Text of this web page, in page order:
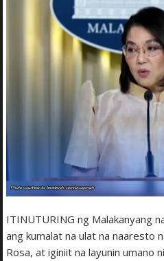
ITINUTURING ng Malakanyang
ang kumalat na ulat na naaresto
Rosa, at iginiit na layunin umano